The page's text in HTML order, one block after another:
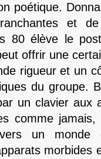
poétique.
et
80 élève le
offrir une
rigueur et un
du groupe.
un clavier aux
comme
un
morbides